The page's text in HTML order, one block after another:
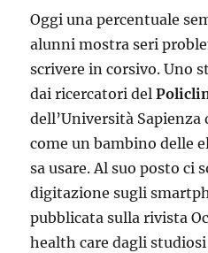
Oggi una percentuale
alunni mostra seri
scrivere in corsivo. Uno
dai ricercatori del
dell’Università
come un bambino delle
sa usare. Al suo posto ci
digitazione sugli
pubblicata sulla rivista
health care dagli